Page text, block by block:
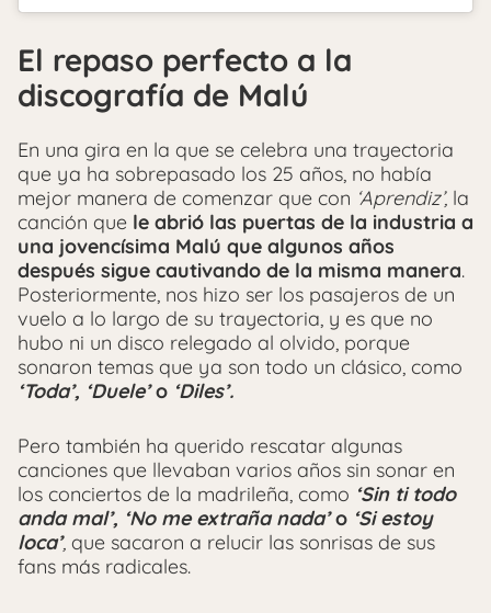
El repaso perfecto a la
discografía de Malú
En una gira en la que se celebra una trayectoria
que ya ha sobrepasado los 25 años, no había
mejor manera de comenzar que con ‘Aprendiz’, la
canción que le abrió las puertas de la industria a
una jovencísima Malú que algunos años
después sigue cautivando de la misma manera.
Posteriormente, nos hizo ser los pasajeros de un
vuelo a lo largo de su trayectoria, y es que no
hubo ni un disco relegado al olvido, porque
sonaron temas que ya son todo un clásico, como
‘Toda’, ‘Duele’o ‘Diles’.
Pero también ha querido rescatar algunas
canciones que llevaban varios años sin sonar en
los conciertos de la madrileña, como ‘Sin ti todo
anda mal’, ‘No me extraña nada’o ‘Si estoy
loca’, que sacaron a relucir las sonrisas de sus
fans más radicales.